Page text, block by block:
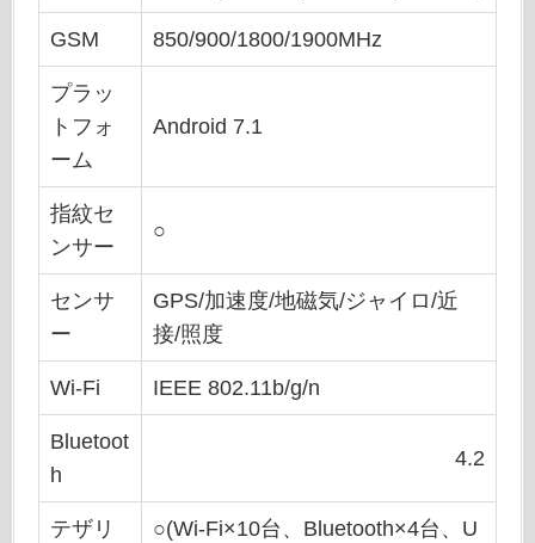
GSM 850/900/1800/1900MHz
プラッ
トフォ
ーム
Android 7.1
指紋セ
ンサー
○
センサ
ー
GPS/加速度/地磁気/ジャイロ/近
接/照度
Wi-Fi IEEE 802.11b/g/n
Bluetoot
h
4.2
テザリ
○(Wi-Fi×10台、Bluetooth×4台、U